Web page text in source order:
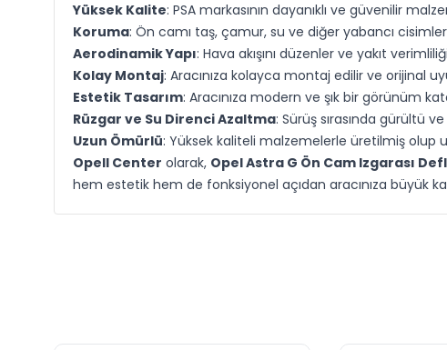
Yüksek Kalite: PSA markasının dayanıklı ve güvenilir
Koruma: Ön camı taş, çamur, su ve diğer yabancı
Aerodinamik Yapı: Hava akışını düzenler ve yakıt
Kolay Montaj: Aracınıza kolayca montaj edilir ve orijinal
Estetik Tasarım: Aracınıza modern ve şık bir görünüm
Rüzgar ve Su Direnci Azaltma: Sürüş sırasında gürültü
Uzun Ömürlü: Yüksek kaliteli malzemelerle üretilmiş olup
Opell Center olarak, Opel Astra G Ön Cam Izgarası
hem estetik hem de fonksiyonel açıdan aracınıza büyük